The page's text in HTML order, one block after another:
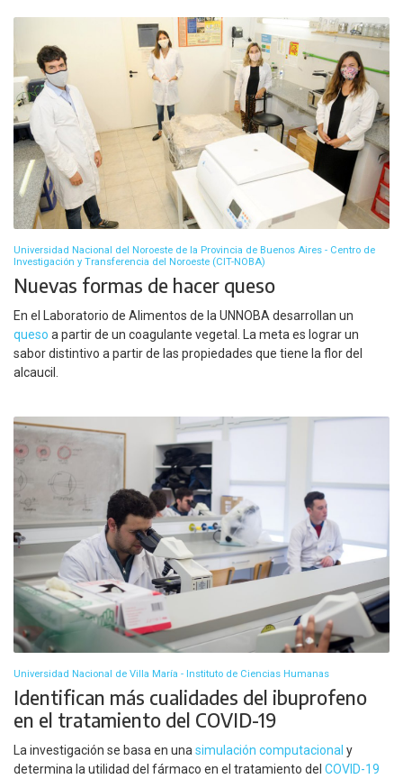
Universidad Nacional del Noroeste de la Provincia de Buenos Aires - Centro de
Investigación y Transferencia del Noroeste (CIT-NOBA)
Nuevas formas de hacer queso
En el Laboratorio de Alimentos de la UNNOBA desarrollan un
queso a partir de un coagulante vegetal. La meta es lograr un
sabor distintivo a partir de las propiedades que tiene la flor del
alcaucil.
Universidad Nacional de Villa María - Instituto de Ciencias Humanas
Identifican más cualidades del ibuprofeno
en el tratamiento del COVID-19
La investigación se basa en una simulación computacional y
determina la utilidad del fármaco en el tratamiento del COVID-19